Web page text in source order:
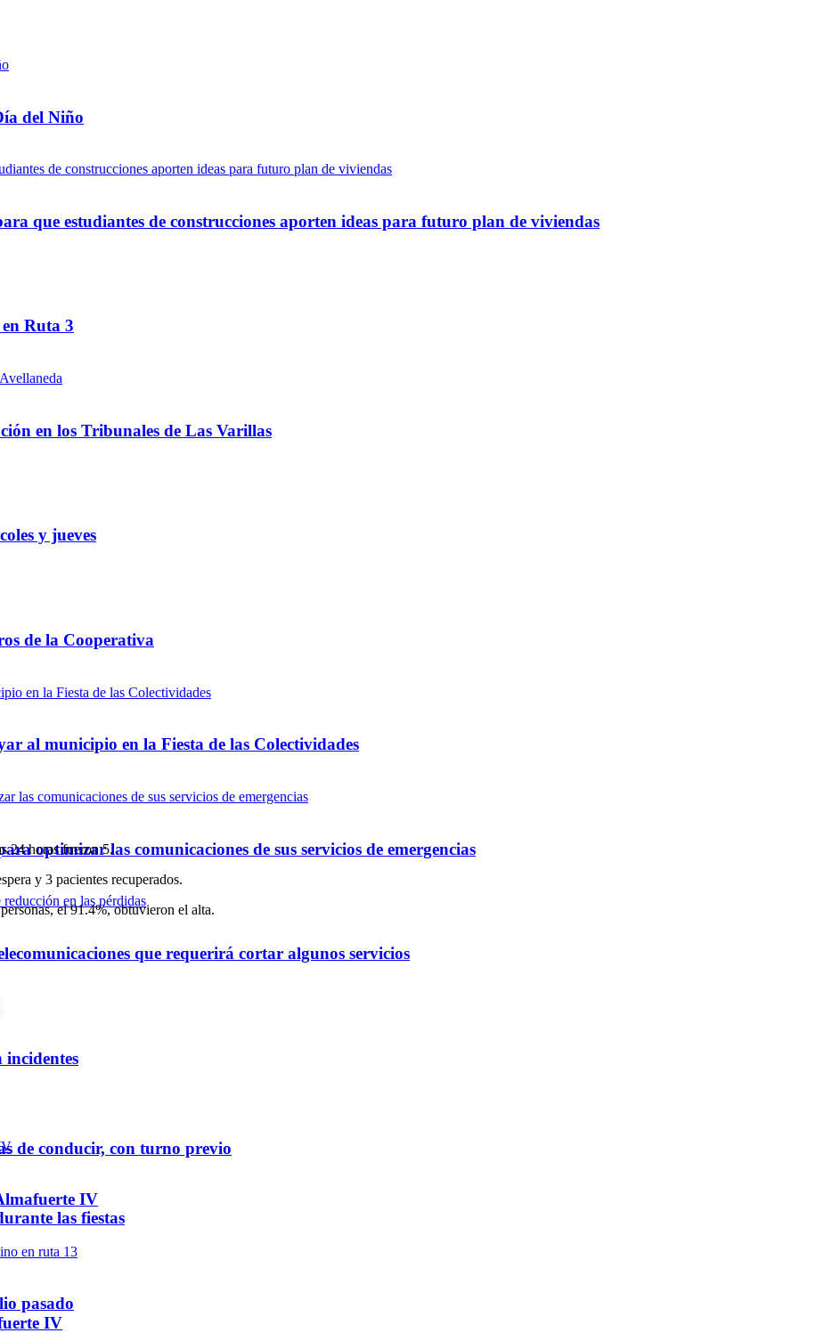
del Niño
que estudiantes de construcciones aporten ideas para futuro plan de viviendas
Ruta 3
en los Tribunales de Las Varillas
y jueves
de la Cooperativa
al municipio en la Fiesta de las Colectividades
optimizar las comunicaciones de sus servicios de emergencias
que requerirá cortar algunos servicios
IV
pasado
24 horas fueron 5.
y 3 pacientes recuperados.
el 91.4%, obtuvieron el alta.
de conducir, con turno previo
las fiestas
IV